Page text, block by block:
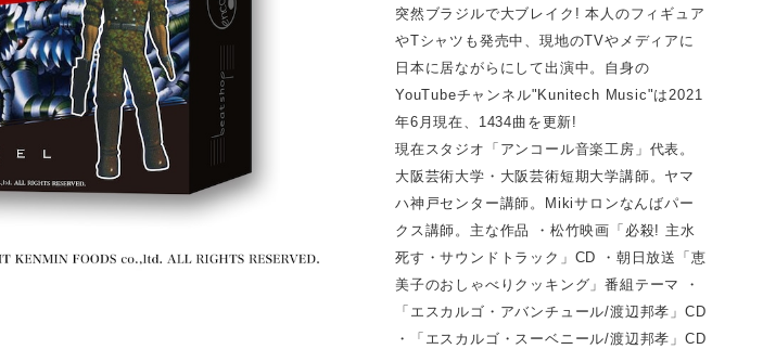
突然ブラジルで大ブレイク! 本人のフィギュア
やTシャツも発売中、現地のTVやメディアに
日本に居ながらにして出演中。自身の
YouTubeチャンネル"Kunitech Music"は2021
年6月現在、1434曲を更新!
現在スタジオ「アンコール音楽工房」代表。
大阪芸術大学・大阪芸術短期大学講師。ヤマ
ハ神戸センター講師。Mikiサロンなんばパー
クス講師。主な作品 ・松竹映画「必殺! 主水
死す・サウンドトラック」CD ・朝日放送「恵
美子のおしゃべりクッキング」番組テーマ ・
「エスカルゴ・アバンチュール/渡辺邦孝」CD
・「エスカルゴ・スーベニール/渡辺邦孝」CD